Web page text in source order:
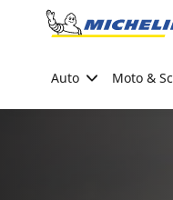
Go to page content
Auto Moto &